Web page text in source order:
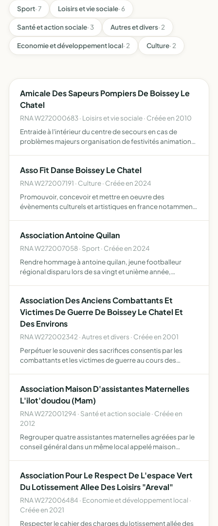
Sport· 7 Loisirs et vie sociale· 6
Santé et action sociale· 3 Autres et divers· 2
Economie et développement local· 2 Culture· 2
Amicale Des Sapeurs Pompiers De Boissey Le
Chatel
RNA W272000683 · Loisirs et vie sociale · Créée en 2010
Entraide à l'intérieur du centre de secours en cas de
problèmes majeurs organisation de festivités animation
Asso Fit Danse Boissey Le Chatel
RNA W272007191 · Culture · Créée en 2024
Promouvoir, concevoir et mettre en oeuvre des
évènements culturels et artistiques en france notamment
prévention…
Association Antoine Quilan
RNA W272007058 · Sport · Créée en 2024
Rendre hommage à antoine quilan, jeune footballeur
régional disparu lors de sa vingt et unième année,
seron…
Association Des Anciens Combattants Et
Victimes De Guerre De Boissey Le Chatel Et
Des Environs
RNA W272002342 · Autres et divers · Créée en 2001
Perpétuer le souvenir des sacrifices consentis par les
combattants et les victimes de guerre au cours des
Association Maison D'assistantes Maternelles
L'ilot'doudou (Mam)
RNA W272001294 · Santé et action sociale · Créée en
2012
Regrouper quatre assistantes maternelles agréées par le
conseil général dans un même local appelé maison
tou…
Association Pour Le Respect De L'espace Vert
Du Lotissement Allee Des Loisirs "Areval"
RNA W272006484 · Economie et développement local ·
Créée en 2021
Respecter le cahier des charges du lotissement allée des